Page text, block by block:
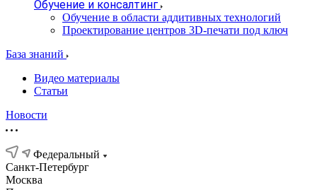
Обучение и консалтинг
Обучение в области аддитивных технологий
Проектирование центров 3D-печати под ключ
База знаний
Видео материалы
Статьи
Новости
Федеральный
Санкт-Петербург
Москва